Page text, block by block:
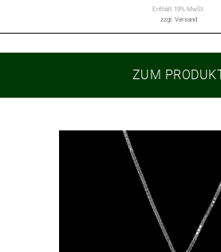
Enthält 19% MwSt.
zzgl. Versand
ZUM